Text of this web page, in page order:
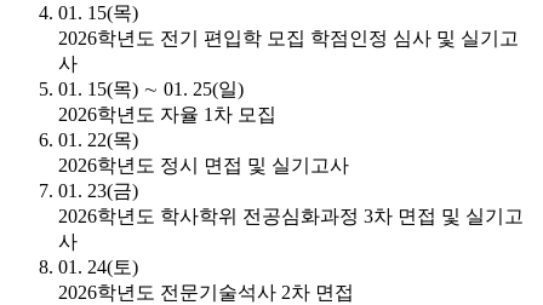
01. 15(목)
2026학년도 전기 편입학 모집 학점인정 심사 및 실기고
사
01. 15(목) ∼ 01. 25(일)
2026학년도 자율 1차 모집
01. 22(목)
2026학년도 정시 면접 및 실기고사
01. 23(금)
2026학년도 학사학위 전공심화과정 3차 면접 및 실기고
사
01. 24(토)
2026학년도 전문기술석사 2차 면접